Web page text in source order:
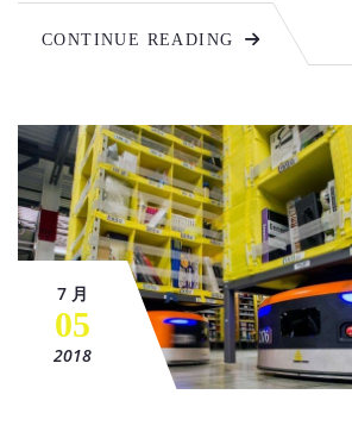
CONTINUE READING
7 月
05
2018